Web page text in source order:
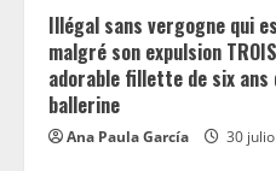
Illégal sans vergogne qui
malgré son expulsion
adorable fillette de six
ballerine
Ana Paula García 30